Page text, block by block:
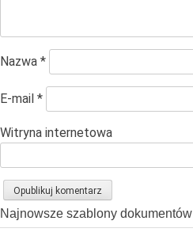
Nazwa *
E-mail *
Witryna internetowa
Najnowsze szablony dokumentów